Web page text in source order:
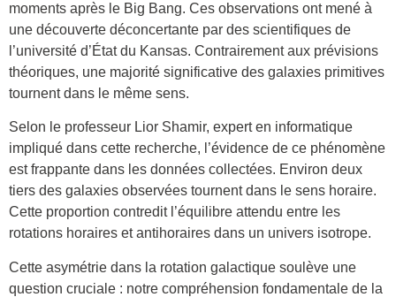
moments après le Big Bang. Ces observations ont mené à
une découverte déconcertante par des scientifiques de
l’université d’État du Kansas. Contrairement aux prévisions
théoriques, une majorité significative des galaxies primitives
tournent dans le même sens.
Selon le professeur Lior Shamir, expert en informatique
impliqué dans cette recherche, l’évidence de ce phénomène
est frappante dans les données collectées. Environ deux
tiers des galaxies observées tournent dans le sens horaire.
Cette proportion contredit l’équilibre attendu entre les
rotations horaires et antihoraires dans un univers isotrope.
Cette asymétrie dans la rotation galactique soulève une
question cruciale : notre compréhension fondamentale de la